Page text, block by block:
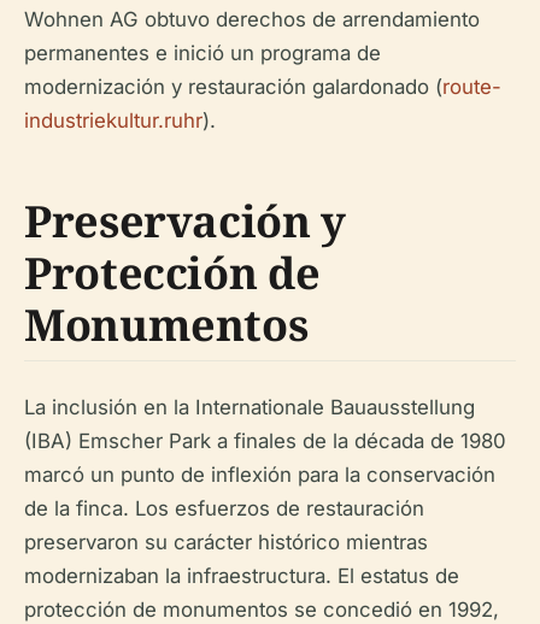
Wohnen AG obtuvo derechos de arrendamiento
permanentes e inició un programa de
modernización y restauración galardonado (route-
industriekultur.ruhr).
Preservación y
Protección de
Monumentos
La inclusión en la Internationale Bauausstellung
(IBA) Emscher Park a finales de la década de 1980
marcó un punto de inflexión para la conservación
de la finca. Los esfuerzos de restauración
preservaron su carácter histórico mientras
modernizaban la infraestructura. El estatus de
protección de monumentos se concedió en 1992,